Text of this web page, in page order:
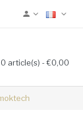
0 article(s) - €0,00